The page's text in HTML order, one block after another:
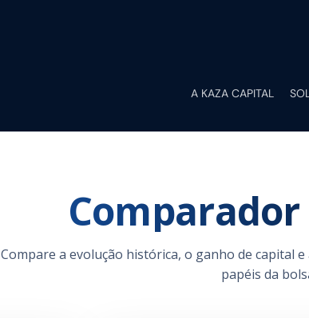
A KAZA CAPITAL
Comparador
Compare a evolução histórica, o ganho de capital
papéis da